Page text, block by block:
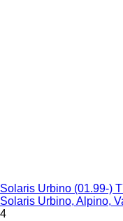
Solaris Urbino (01.99-)
Solaris Urbino, Alpino,
4